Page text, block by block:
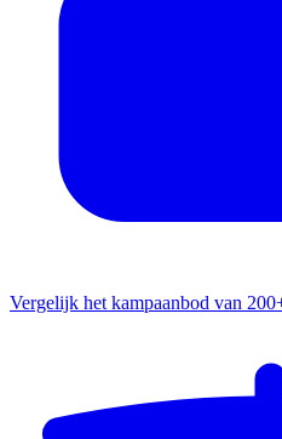
Vergelijk het kampaanbod van